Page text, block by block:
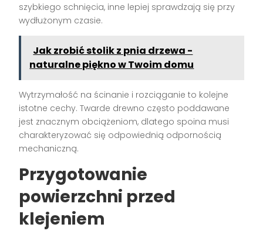
szybkiego schnięcia, inne lepiej sprawdzają się przy
wydłużonym czasie.
Jak zrobić stolik z pnia drzewa -
naturalne piękno w Twoim domu
Wytrzymałość na ścinanie i rozciąganie to kolejne
istotne cechy. Twarde drewno często poddawane
jest znacznym obciążeniom, dlatego spoina musi
charakteryzować się odpowiednią odpornością
mechaniczną.
Przygotowanie
powierzchni przed
klejeniem